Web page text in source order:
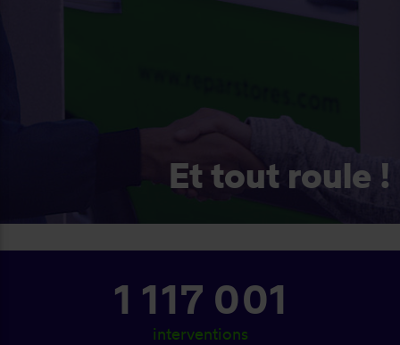
Et tout roule !
1 250 001
interventions